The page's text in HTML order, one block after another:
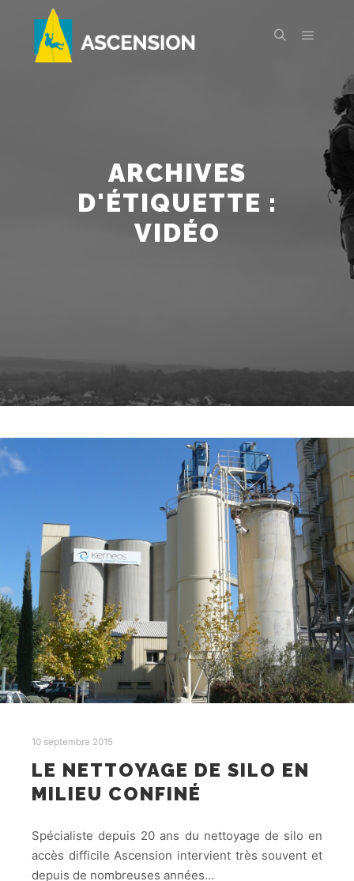
ARCHIVES
D'ÉTIQUETTE :
VIDÉO
10 septembre 2015
LE NETTOYAGE DE SILO EN
MILIEU CONFINÉ
Spécialiste depuis 20 ans du nettoyage de silo en
accès difficile Ascension intervient très souvent et
depuis de nombreuses années…